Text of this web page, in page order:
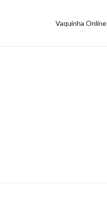
Vaquinha Online